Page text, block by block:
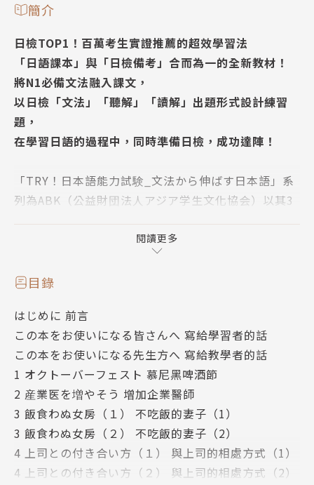
簡介
日檢TOP1！百萬考生實證推薦的超效學習法
「日語課本」與「日檢備考」合而為一的全新教材！
將N1必備文法融入課文，
以日檢「文法」「聽解」「讀解」出題形式設計練習
題，
在學習日語的過程中，同時準備日檢，成功達陣！
「TRY！日本語能力試験_文法から伸ばす日本語」系
列為ABK（公益財団法人アジア学生文化協会）以其3
旗下日本語學校的授課教材，因而經過實際教學的反覆
驗證，是目前將日檢文法整理得最完備的實用教材，讓
讀者在學習日語的過程中能同時熟悉日檢題型，事半功
本書完整規劃10章、123個 N1必學文法項目，每章分
配4～13個項目，方便學習者自學或課堂教學安排進
度。
特色1：實用文法，真正能運用在生活中
本書以日檢「Can-do」精神，將日檢文法融入各種生
活情境中，如新聞報導、政令宣導、文學賞析、閱讀劇
本、送別會演講等，實用生動的會話或文章，搭配可愛
的插圖，文法不再枯燥，讓學習者能將課本所學實際運
閱讀更多
目錄
はじめに 前言
この本をお使いになる皆さんへ 寫給學習者的話
この本をお使いになる先生方へ 寫給教學者的話
1 オクトーバーフェスト 慕尼黑啤酒節
2 産業医を増やそう 增加企業醫師
3 飯食わぬ女房（１） 不吃飯的妻子（1）
3 飯食わぬ女房（２） 不吃飯的妻子（2）
4 上司との付き合い方（１） 與上司的相處方式（1）
4 上司との付き合い方（２） 與上司的相處方式（2）